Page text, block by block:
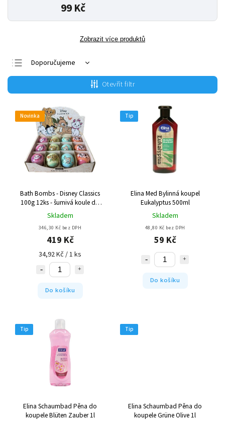
99 Kč
Zobrazit více produktů
Doporučujeme
Nejlevnější
Nejdražší
Nejprodávanější
Abecedně
Otevřít filtr
Novinka
Bath Bombs - Disney Classics
100g 12ks - šumivá koule do
koupele
Skladem
346,30 Kč bez DPH
419 Kč
34,92 Kč / 1 ks
Do košíku
Tip
Elina Med Bylinná koupel
Eukalyptus 500ml
Skladem
48,80 Kč bez DPH
59 Kč
Do košíku
Tip
Elina Schaumbad Pěna do
koupele Blüten Zauber 1l
Tip
Elina Schaumbad Pěna do
koupele Grüne Olive 1l